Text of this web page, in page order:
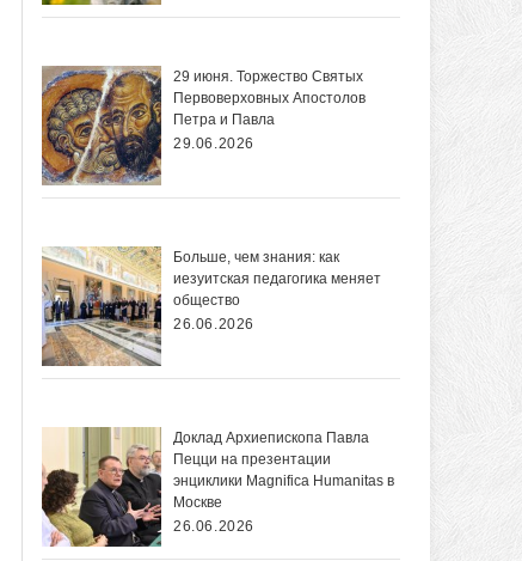
29 июня. Торжество Святых
Первоверховных Апостолов
Петра и Павла
29.06.2026
Больше, чем знания: как
иезуитская педагогика меняет
общество
26.06.2026
Доклад Архиепископа Павла
Пецци на презентации
энциклики Magnifica Нumanitas в
Москве
26.06.2026